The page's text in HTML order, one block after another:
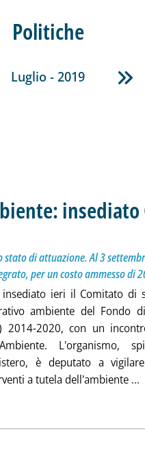
Politiche
Luglio - 2019
di attuazione. Al 3
per un costo ammesso di
ieri il Comitato di
ambiente del Fondo
2014-2020, con un
L'organismo,
è deputato a
a tutela dell'ambiente ...